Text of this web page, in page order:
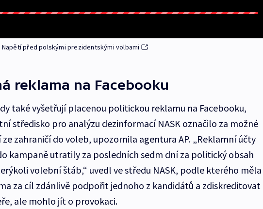
Napětí před polskými prezidentskými volbami
reklama na Facebooku
také vyšetřují placenou politickou reklamu na Facebooku,
středisko pro analýzu dezinformací NASK označilo za možné
ze zahraničí do voleb, upozornila agentura AP. „Reklamní účty
kampaně utratily za posledních sedm dní za politický obsah
volební štáb,“ uvedl ve středu NASK, podle kterého měla
za cíl zdánlivě podpořit jednoho z kandidátů a zdiskreditovat
ale mohlo jít o provokaci.